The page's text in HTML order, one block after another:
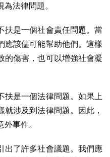
法律問題。
扶是一個社會責任問題。當
應該儘可能幫助他們。這樣
的傷害，也可以增強社會凝
扶是一個法律問題。如果上
涉及到法律問題。因此，
事件。
出了許多社會議題。我們應